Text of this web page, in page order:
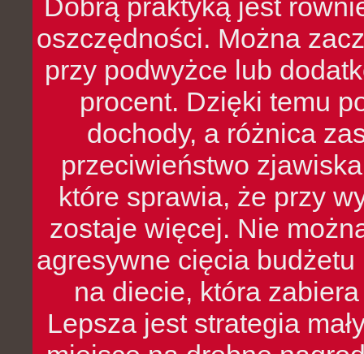
Dobrą praktyką jest
oszczędności. Można
przy podwyżce lub
procent. Dzięki temu
dochody, a różnica
przeciwieństwo
które sprawia, że przy
zostaje więcej. Nie
agresywne cięcia
na diecie, która
Lepsza jest strategia